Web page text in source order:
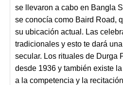
se llevaron a cabo en Bangla
se conocía como Baird Road,
su ubicación actual. Las
tradicionales y esto te dará
secular. Los rituales de Durga
desde 1936 y también existe
a la competencia y la